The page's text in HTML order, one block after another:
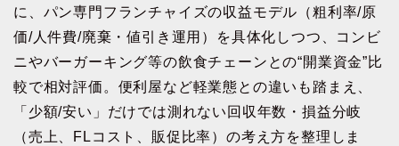
に、パン専門フランチャイズの収益モデル（粗利率/原
価/人件費/廃棄・値引き運用）を具体化しつつ、コンビ
ニやバーガーキング等の飲食チェーンとの“開業資金”比
較で相対評価。便利屋など軽業態との違いも踏まえ、
「少額/安い」だけでは測れない回収年数・損益分岐
（売上、FLコスト、販促比率）の考え方を整理しま